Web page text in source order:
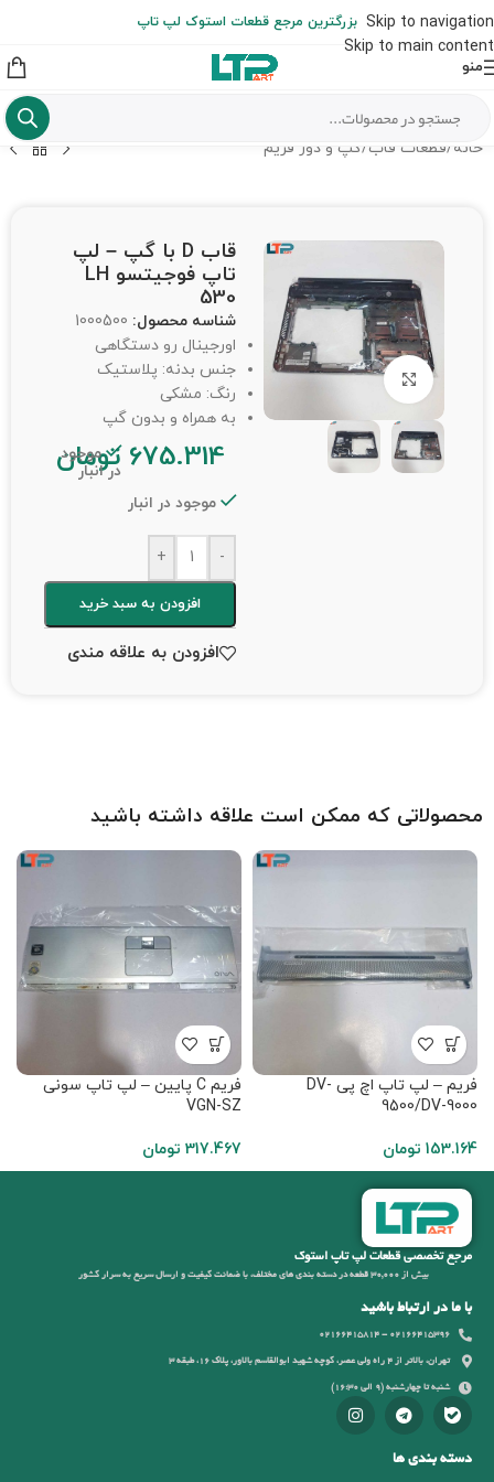
Skip to navigation
Skip to main content
از شهرستان به عهده مشتری است)
بزرگترین مرجع قطعات استوک لپ تاپ
منو
خانه /قطعات قاب/گپ و دور فریم
برای بزرگنمایی کلیک کنید
قاب D با گپ – لپ
تاپ فوجیتسو LH
530
شناسه محصول: 1000500
اورجینال رو دستگاهی
جنس بدنه: پلاستیک
رنگ: مشکی
به همراه و بدون گپ
675.314 تومان
موجود
در انبار
موجود در انبار
-
+
افزودن به سبد خرید
افزودن به علاقه مندی
محصولاتی که ممکن است علاقه داشته باشید
فریم – لپ تاپ اچ پی DV-
9500/DV-9000
153.164 تومان
فریم C پایین – لپ تاپ سونی
VGN-SZ
317.467 تومان
مرجع تخصصی قطعات لپ تاپ استوک
بیش از 30,000 قطعه در دسته بندی های مختلف، با ضمانت کیفیت و ارسال سریع به سرار کشور
با ما در ارتباط باشید
02166415396 - 02166415814
تهران، بالاتر از 4 راه ولی عصر، کوچه شهید ابوالقاسم بالاور، پلاک 16، طبقه 3
شنبه تا چهارشنبه (9 الی 16:30)
دسته بندی ها